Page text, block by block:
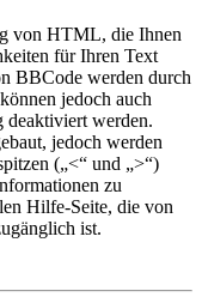
von HTML, die Ihnen
für Ihren Text
BBCode werden durch
jedoch auch
deaktiviert werden.
jedoch werden
(„<“ und „>“)
zu
Hilfe-Seite, die von
ist.